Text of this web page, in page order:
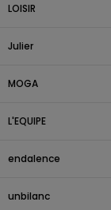
LOISIR
Julier
MOGA
L'EQUIPE
endalence
unbilanc